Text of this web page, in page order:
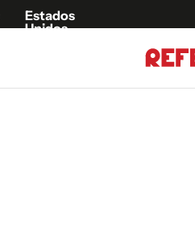
Estados
Unidos